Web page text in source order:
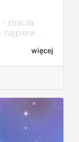
straciła
...
więcej